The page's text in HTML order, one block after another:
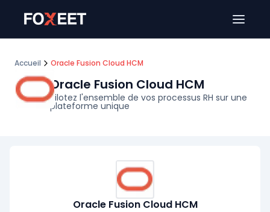
Accueil Oracle Fusion Cloud HCM
Oracle Fusion Cloud HCM
Pilotez l'ensemble de vos processus RH sur une
plateforme unique
Oracle Fusion Cloud HCM